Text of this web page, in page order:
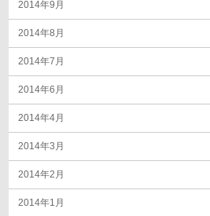
2014年9月
2014年8月
2014年7月
2014年6月
2014年4月
2014年3月
2014年2月
2014年1月